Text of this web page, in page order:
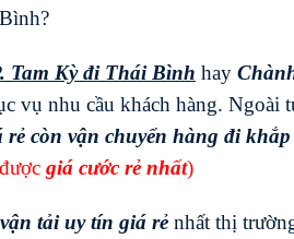
Tam Kỳ đi Thái Bình hay
vụ nhu cầu khách hàng.
còn vận chuyển hàng đi
giá cước rẻ nhất)
tải uy tín giá rẻ nhất thị